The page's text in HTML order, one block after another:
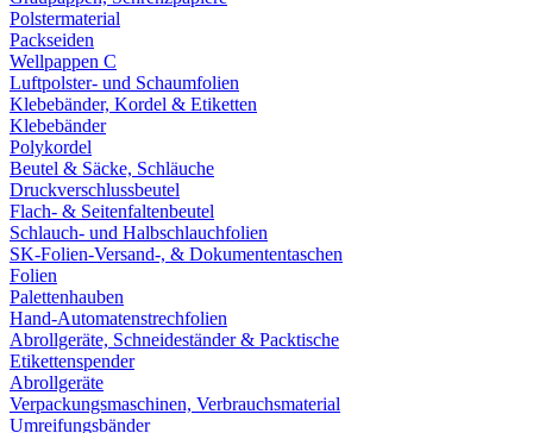
Polstermaterial
Packseiden
Wellpappen C
Luftpolster- und Schaumfolien
Klebebänder, Kordel & Etiketten
Klebebänder
Polykordel
Beutel & Säcke, Schläuche
Druckverschlussbeutel
Flach- & Seitenfaltenbeutel
Schlauch- und Halbschlauchfolien
SK-Folien-Versand-, & Dokumententaschen
Folien
Palettenhauben
Hand-Automatenstrechfolien
Abrollgeräte, Schneideständer & Packtische
Etikettenspender
Abrollgeräte
Verpackungsmaschinen, Verbrauchsmaterial
Umreifungsbänder